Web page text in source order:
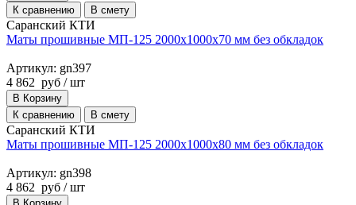
К сравнению
В смету
Саранский КТИ
Маты прошивные МП-125 2000х1000х70 мм без обкладок
Артикул: gn397
4 862 руб / шт
В Корзину
К сравнению
В смету
Саранский КТИ
Маты прошивные МП-125 2000х1000х80 мм без обкладок
Артикул: gn398
4 862 руб / шт